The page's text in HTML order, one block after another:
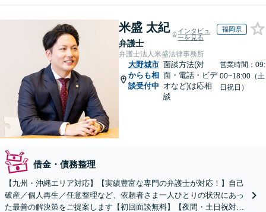
米盛 太紀
弁護士
インタビュ
ーを見る
福岡県
弁護士法人米盛法律事務所
大野城市
からも相
談受付中
面談方法(対
面・電話・ビデ
オなど)は応相
談
営業時間：09:
00~18:00（土
日祝日）
借金・債務整理
【九州・沖縄エリア対応】【実績豊富な専門の弁護士が対応！】自己
破産／個人再生／任意整理など、依頼者さま一人ひとりの状況にあっ
た最善の解決策をご提案します【初回面談無料】【夜間・土日祝対応